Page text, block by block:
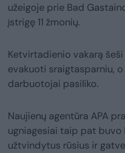
užeigoje prie Bad
įstrigę 11 žmonių.
Ketvirtadienio vakarą
evakuoti sraigtasparniu, o
darbuotojai pasiliko.
Naujienų agentūra APA
ugniagesiai taip pat buvo
užtvindytus rūsius ir